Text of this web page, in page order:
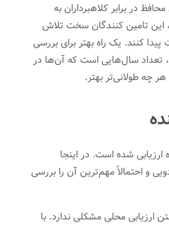
در برابر کلاهبرداران به
تامین کنندگان سخت تلاش
پیدا کنند. یک راه بهتر برای بررسی
تعداد سال‌هایی است که آن‌ها در
چه طولانی‌تر بهتر.
شده است. در اینجا
و احتمالاً مهم‌ترین آن را بررسی
ارزیابی محلی مشکلی ندارد. با